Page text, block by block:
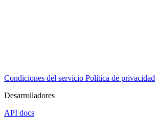
Condiciones del servicio Política de privacidad
Desarrolladores
API docs